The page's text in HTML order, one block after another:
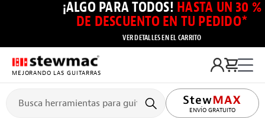
¡ALGO PARA TODOS! HASTA UN 30 %
DE DESCUENTO EN TU PEDIDO*
VER DETALLES EN EL CARRITO
MEJORANDO LAS GUITARRAS
ENVÍO GRATUITO